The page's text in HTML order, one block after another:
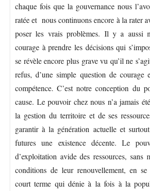
chaque fois que la gouvernance nous
ratée et nous continuons encore à la rater
poser les vrais problèmes. Il y a aussi
courage à prendre les décisions qui
se révèle encore plus grave vu qu’il ne
refus, d’une simple question de courage
compétence. C’est notre conception du
cause. Le pouvoir chez nous n’a jamais
la gestion du territoire et de ses
garantir à la génération actuelle et
futures une existence décente. Le
d’exploitation avide des ressources, sans
conditions de leur renouvellement, en
court terme qui dénie à la fois à la